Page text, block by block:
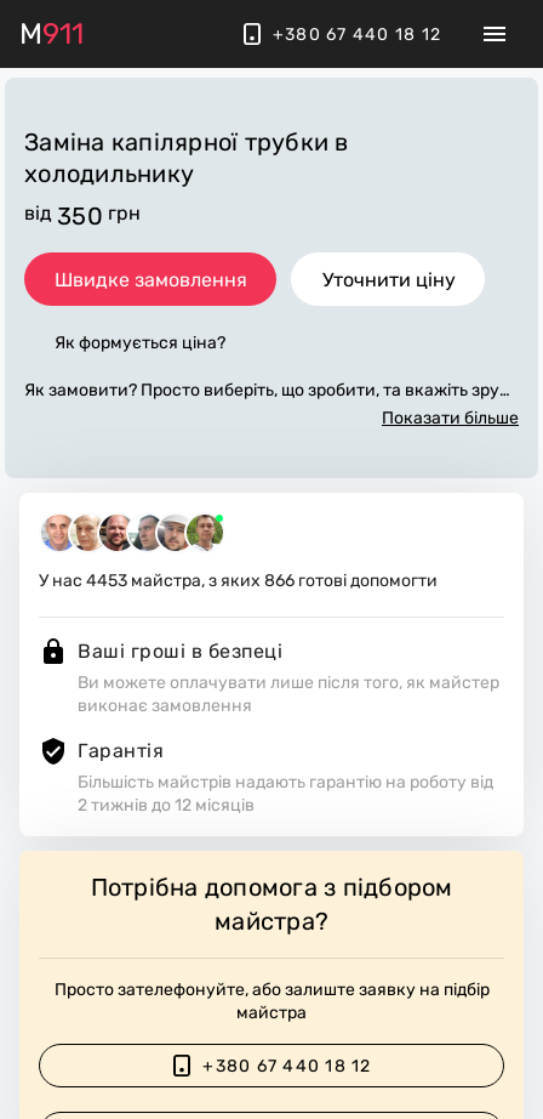
M911 +380 67 440 18 12
Заміна капілярної трубки в
холодильнику
від 350 грн
Швидке замовлення Уточнити ціну
Як формується ціна?
Як замовити? Просто виберіть, що зробити, та вкажіть зруч
ний час. Вартість заміни капілярної трубки в холодильнику
Показати більше
У нас 4453 майстра, з яких 866 готові допомогти
Ваші гроші в безпеці
Ви можете оплачувати лише після того, як майстер
виконає замовлення
Гарантія
Більшість майстрів надають гарантію на роботу від
2 тижнів до 12 місяців
Потрібна допомога з підбором
майстра?
Просто зателефонуйте, або залиште заявку на підбір
майстра
+380 67 440 18 12